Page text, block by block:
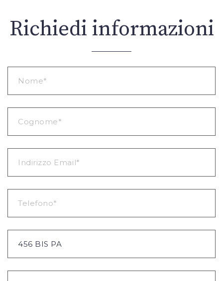
Richiedi informazioni